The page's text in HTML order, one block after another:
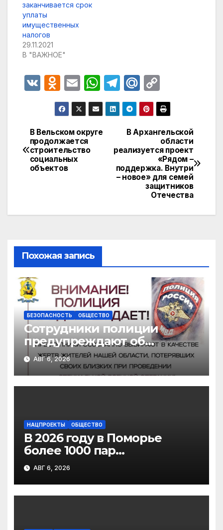
заканчивается срок
уплаты
имущественных
налогов
29.11.2021
В "ВАЖНОЕ"
V
O
d
n
o
kl
a
ni
E
m
ail
W
h
at
s
T
el
e
gr
a
m
M
ail
.R
u
o
p
y
Li
n
k
Навигация
по
В Архангельской
области
реализуется проект
«Рядом –
поддержка. Внутри
– новое» для семей
защитников
Отечества
В Вельском округе
продолжается
строительство
социальных
объектов
Похожая запись
БЕЗОПАСНОСТЬ ОБЩЕСТВО
Сотрудники полиции
предупреждают об
участившихся случаях
мошенничества в
отношении родственников
участников СВО
АВГ 6, 2026
НАЦПРОЕКТЫ ОБЩЕСТВО
В 2026 году в Поморье
более 1000 пар
новобрачных получили
«Сертификат
молодоженов»
АВГ 6, 2026